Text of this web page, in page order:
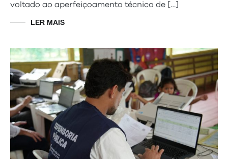
voltado ao aperfeiçoamento técnico de […]
LER MAIS